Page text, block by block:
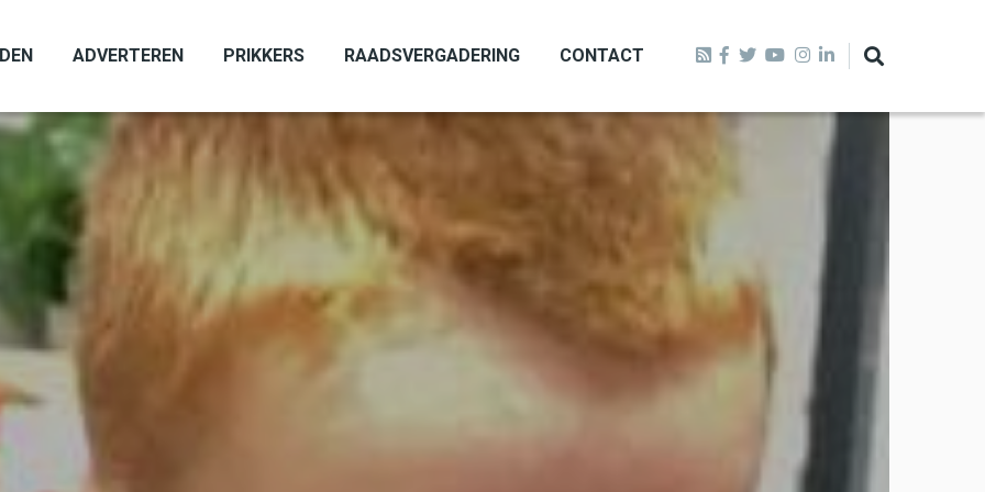
ADVERTEREN PRIKKERS RAADSVERGADERING CONTACT